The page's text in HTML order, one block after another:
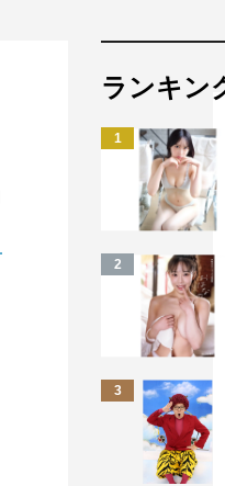
ランキン
1
2
3